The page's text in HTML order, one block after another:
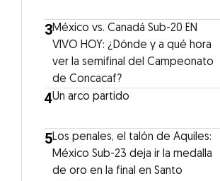
3México vs. Canadá Sub-20 EN
VIVO HOY: ¿Dónde y a qué hora
ver la semifinal del Campeonato
de Concacaf?
4Un arco partido
5Los penales, el talón de Aquiles:
México Sub-23 deja ir la medalla
de oro en la final en Santo